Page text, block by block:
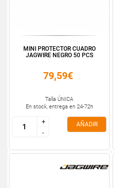
MINI PROTECTOR CUADRO
JAGWIRE NEGRO 50 PCS
79,59€
Talla ÚNICA
En stock, entrega en 24-72h
+
-
+
-
AÑADIR